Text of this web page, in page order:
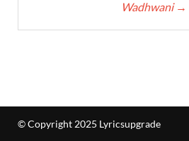
Wadhwani →
© Copyright 2025 Lyricsupgrade